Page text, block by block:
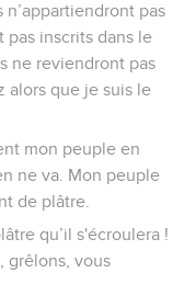
pas
pas inscrits dans le
ne reviendront pas
alors que je suis le
mon peuple en
ne va. Mon peuple
de plâtre.
qu’il s'écroulera !
grêlons, vous